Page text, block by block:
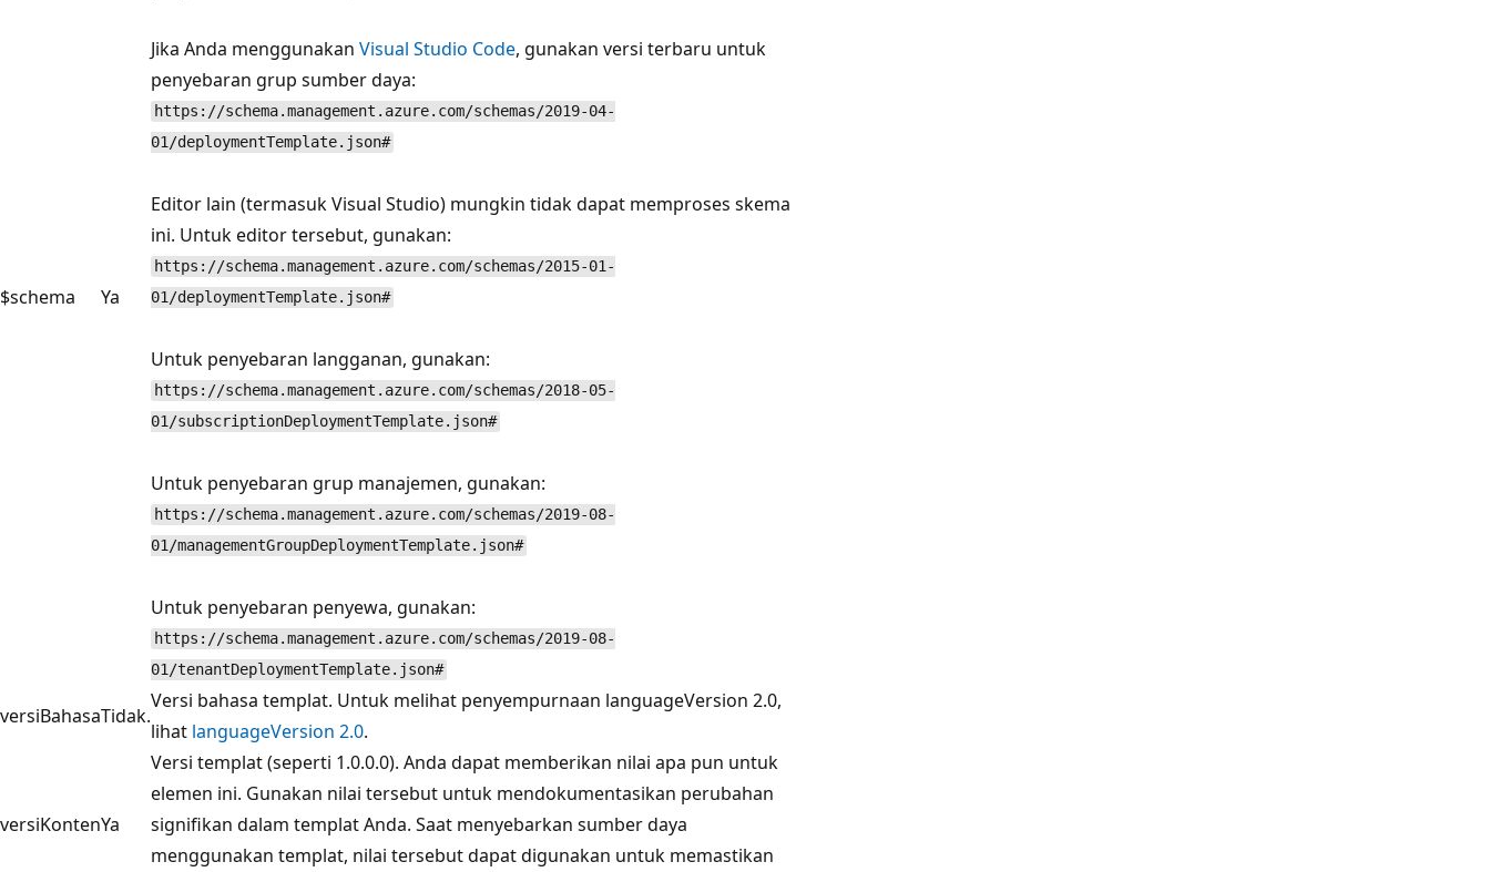
$schema Ya
Jika Anda menggunakan Visual Studio Code, gunakan versi terbaru untuk
penyebaran grup sumber daya:
https://schema.management.azure.com/schemas/2019-04-
01/deploymentTemplate.json#
Editor lain (termasuk Visual Studio) mungkin tidak dapat memproses skema
ini. Untuk editor tersebut, gunakan:
https://schema.management.azure.com/schemas/2015-01-
01/deploymentTemplate.json#
Untuk penyebaran langganan, gunakan:
https://schema.management.azure.com/schemas/2018-05-
01/subscriptionDeploymentTemplate.json#
Untuk penyebaran grup manajemen, gunakan:
https://schema.management.azure.com/schemas/2019-08-
01/managementGroupDeploymentTemplate.json#
Untuk penyebaran penyewa, gunakan:
https://schema.management.azure.com/schemas/2019-08-
01/tenantDeploymentTemplate.json#
versiBahasaTidak.
Versi bahasa templat. Untuk melihat penyempurnaan languageVersion 2.0,
lihat languageVersion 2.0.
versiKontenYa
Versi templat (seperti 1.0.0.0). Anda dapat memberikan nilai apa pun untuk
elemen ini. Gunakan nilai tersebut untuk mendokumentasikan perubahan
signifikan dalam templat Anda. Saat menyebarkan sumber daya
menggunakan templat, nilai tersebut dapat digunakan untuk memastikan